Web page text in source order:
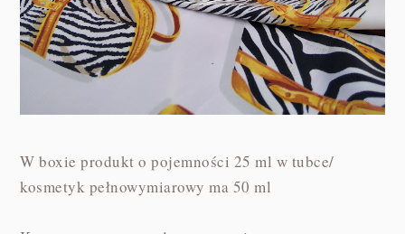
W boxie produkt o pojemności 25 ml w tubce/
kosmetyk pełnowymiarowy ma 50 ml